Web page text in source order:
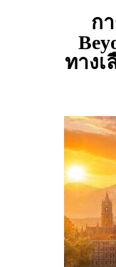
ก
ทางเ